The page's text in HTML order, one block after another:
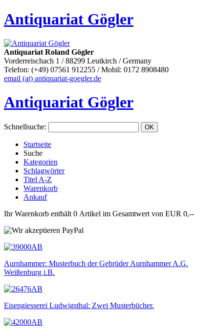
Antiquariat Gögler
Antiquariat Roland Gögler
Vorderreischach 1 / 88299 Leutkirch / Germany
Telefon: (+49) 07561 912255 / Mobil: 0172 8908480
email (at) antiquariat-goegler.de
Antiquariat Gögler
Schnellsuche:
Startseite
Suche
Kategorien
Schlagwörter
Titel A-Z
Warenkorb
Ankauf
Ihr Warenkorb enthält 0 Artikel im Gesamtwert von EUR 0,--
Aurnhammer: Musterbuch der Gebrüder Aurnhammer A.G.
Weißenburg i.B.
Eisengiesserei Ludwigsthal: Zwei Musterbücher.